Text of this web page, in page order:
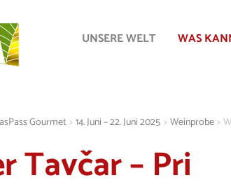
UNSERE WELT WAS
Gourmet > 14. Juni – 22. Juni 2025 > Weinprobe >
Tavčar – Pri